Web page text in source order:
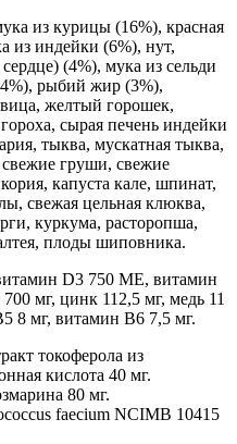
из курицы (16%), красная
из индейки (6%), нут,
(4%), мука из сельди
рыбий жир (3%),
желтый горошек,
сырая печень индейки
тыква, мускатная тыква,
груши, свежие
капуста кале, шпинат,
свежая цельная клюква,
куркума, расторопша,
плоды шиповника.
D3 750 МЕ, витамин
мг, цинк 112,5 мг, медь 11
8 мг, витамин B6 7,5 мг.
токоферола из
кислота 40 мг.
80 мг.
faecium NCIMB 10415